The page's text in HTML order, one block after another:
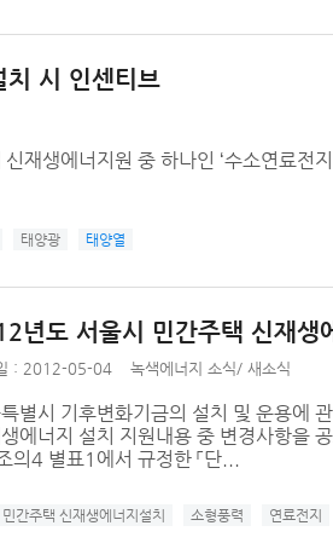
시 인센티브
재생에너지원 중 하나인 ‘수소연료
태양광 태양열
년도 서울시 민간주택 신재생
: 2012-05-04 녹색에너지 소식/ 새소식
별시 기후변화기금의 설치 및 운용에
에너지 설치 지원내용 중 변경사항을
의4 별표1에서 규정한 「단...
민간주택 신재생에너지설치 소형풍력 연료전지